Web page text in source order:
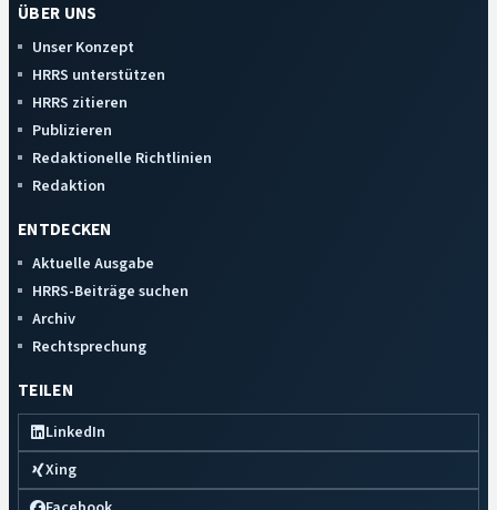
ÜBER UNS
Unser Konzept
HRRS unterstützen
HRRS zitieren
Publizieren
Redaktionelle Richtlinien
Redaktion
ENTDECKEN
Aktuelle Ausgabe
HRRS-Beiträge suchen
Archiv
Rechtsprechung
TEILEN
LinkedIn
Xing